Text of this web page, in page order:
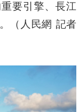
要引擎、長江
（人民網 記者